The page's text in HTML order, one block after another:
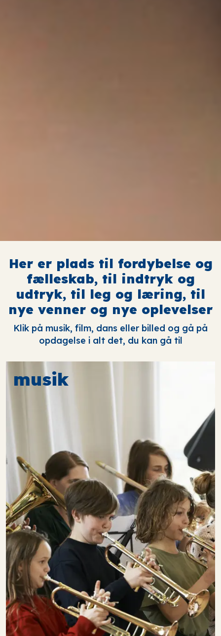
Her er plads til fordybelse og
fælleskab, til indtryk og
udtryk, til leg og læring, til
nye venner og nye oplevelser
Klik på musik, film, dans eller billed og gå på
opdagelse i alt det, du kan gå til
musik